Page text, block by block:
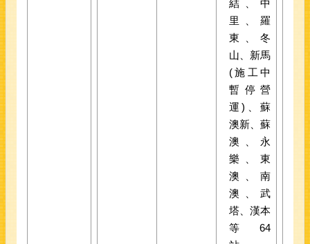
結、中
里、羅
東、冬
山、新馬
(施工中
暫停營
運)、蘇
澳新、蘇
澳、永
樂、東
澳、南
澳、武
塔、漢本
等64